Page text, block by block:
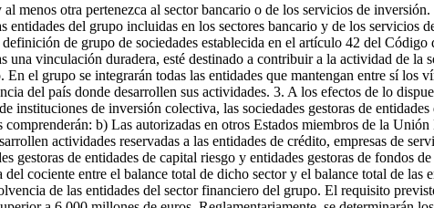
menos otra pertenezca al sector bancario o de los servicios de
entidades del grupo incluidas en los sectores bancario y de los servicios
de grupo de sociedades establecida en el artículo 42 del
vinculación duradera, esté destinado a contribuir a la actividad de la
el grupo se integrarán todas las entidades que mantengan entre sí los
del país donde desarrollen sus actividades. 3. A los efectos de lo
instituciones de inversión colectiva, las sociedades gestoras de
b) Las autorizadas en otros Estados miembros de la
actividades reservadas a las entidades de crédito, empresas de
gestoras de entidades de capital riesgo y entidades gestoras de fondos
cociente entre el balance total de dicho sector y el balance total de las
de las entidades del sector financiero del grupo. El requisito